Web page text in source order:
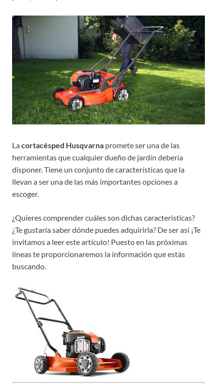
Lacortacésped Husqvarna promete ser una de las
herramientas que cualquier dueño de jardín debería
disponer. Tiene un conjunto de características que la
llevan a ser una de las más importantes opciones a
escoger.
¿Quieres comprender cuáles son dichas características?
¿Te gustaría saber dónde puedes adquirirla? De ser así ¡Te
invitamos a leer este artículo! Puesto en las próximas
líneas te proporcionaremos la información que estás
buscando.